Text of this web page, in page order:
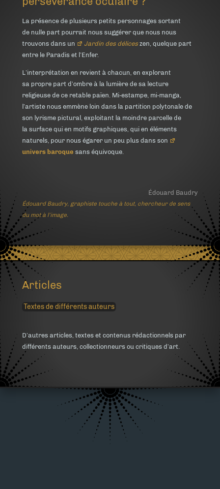
La présence de plusieurs petits personnages sortant
de nulle part pourrait nous suggérer que nous nous
trouvons dans un
Jardin des déliceszen, quelque part
entre le Paradis et l’Enfer.
L’interprétation en revient à chacun, en explorant
sa propre part d’ombre à la lumière de sa lecture
religieuse de ce retable païen. Mi‑estampe, mi‑manga,
l’artiste nous emmène loin dans la partition polytonale de
son lyrisme pictural, exploitant la moindre parcelle de
la surface qui en motifs graphiques, qui en éléments
naturels, pour nous égarer un peu plus dans son
univers baroque sans équivoque.
Édouard Baudry
Édouard Baudry, graphiste touche à tout, chercheur de sens
du mot à l’image.
Articles
Textes de différents auteurs
D’autres articles, textes et contenus rédactionnels par
différents auteurs, collectionneurs ou critiques d’art.